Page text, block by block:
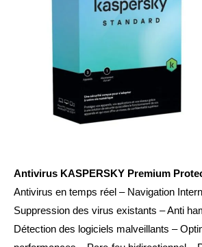
Antivirus KASPERSKY Premium
Antivirus en temps réel – Navigation
Suppression des virus existants – Anti
Détection des logiciels malveillants –